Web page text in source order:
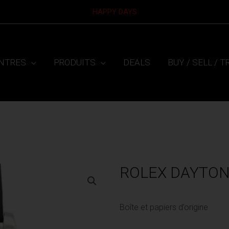
HAPPY DAYS
PRODUITS DEALS BUY / SELL /
ROLEX
Boîte et papiers d’origine